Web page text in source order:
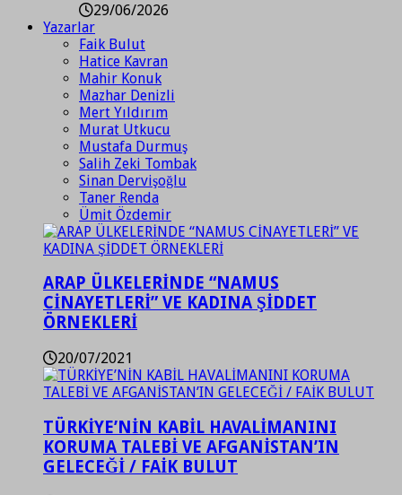
29/06/2026
Yazarlar
Faik Bulut
Hatice Kavran
Mahir Konuk
Mazhar Denizli
Mert Yıldırım
Murat Utkucu
Mustafa Durmuş
Salih Zeki Tombak
Sinan Dervişoğlu
Taner Renda
Ümit Özdemir
ARAP ÜLKELERİNDE “NAMUS
CİNAYETLERİ” VE KADINA ŞİDDET
ÖRNEKLERİ
20/07/2021
TÜRKİYE’NİN KABİL HAVALİMANINI
KORUMA TALEBİ VE AFGANİSTAN’IN
GELECEĞİ / FAİK BULUT